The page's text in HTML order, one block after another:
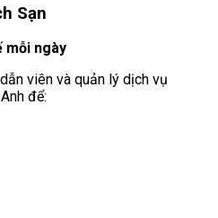
Sạn
mỗi ngày
viên và quản lý dịch vụ
để: